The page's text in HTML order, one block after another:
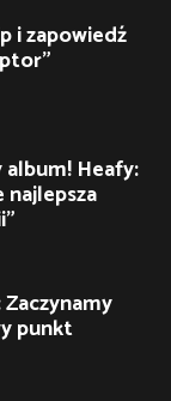
i zapowiedź
Heafy:
punkt